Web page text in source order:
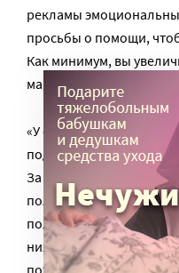
рекламы
просьбы о помощи,
Как минимум, вы
максимум – привлечете
«У страницы
подписчиков, —
За 500 руб. (цена
получить около 20 тыс.
пользователи,
них человек 50
пожертвование».